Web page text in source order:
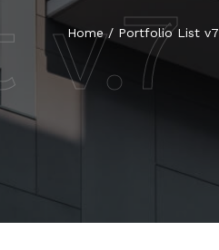
Home / Portfolio List v7